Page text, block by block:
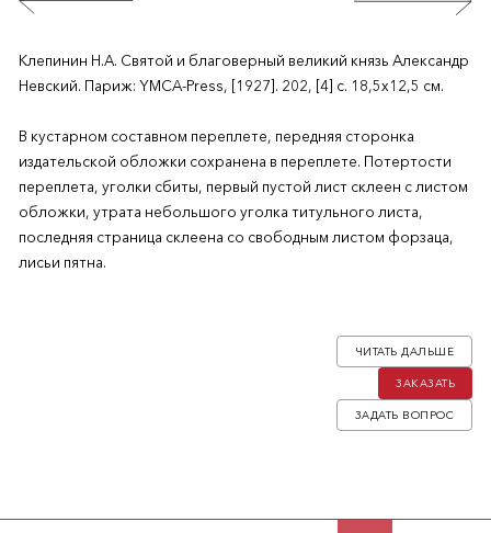
Клепинин Н.А. Святой и благоверный великий князь Александр
Невский. Париж: YMCA-Press, [1927]. 202, [4] с. 18,5х12,5 см.
В кустарном составном переплете, передняя сторонка
издательской обложки сохранена в переплете. Потертости
переплета, уголки сбиты, первый пустой лист склеен с листом
обложки, утрата небольшого уголка титульного листа,
последняя страница склеена со свободным листом форзаца,
лисьи пятна.
Николай Андреевич Клепинин (1899–1941) — русский писатель
Добровольческой армии. В 1920 году эмигрировал из России в
ЗАДАТЬ ВОПРОС
ЗАКАЗАТЬ
ЧИТАТЬ ДАЛЬШЕ